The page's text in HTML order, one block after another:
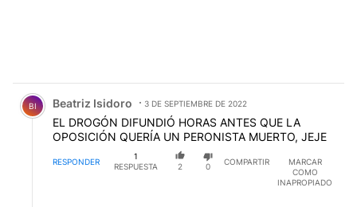
Comentario de Beatriz Isidoro.
BI Beatriz Isidoro 3 DE SEPTIEMBRE DE 2022
EL DROGÓN DIFUNDIÓ HORAS ANTES QUE LA
OPOSICIÓN QUERÍA UN PERONISTA MUERTO, JEJE
RESPONDER
1
RESPUESTA
2 0
COMPARTIR
MARCAR
COMO
INAPROPIADO